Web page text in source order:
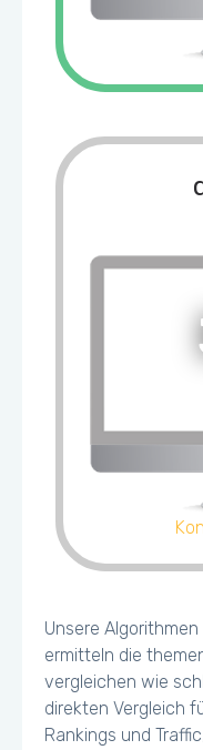
Unsere
ermitteln die
vergleichen wie
direkten Vergleich
Rankings und